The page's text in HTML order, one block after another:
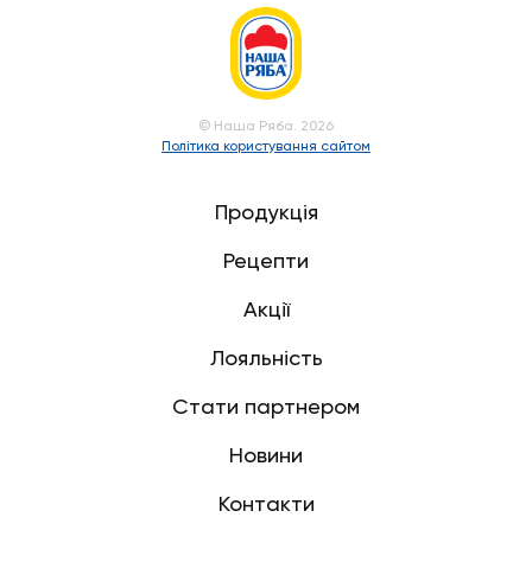
© Наша Ряба. 2026
Політика користування сайтом
Продукція
Рецепти
Акції
Лояльність
Стати партнером
Новини
Контакти